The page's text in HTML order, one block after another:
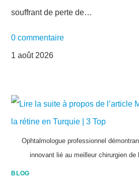
souffrant de perte de…
0 commentaire
1 août 2026
Ophtalmologue professionnel
innovant lié au meilleur chirurgien de
BLOG